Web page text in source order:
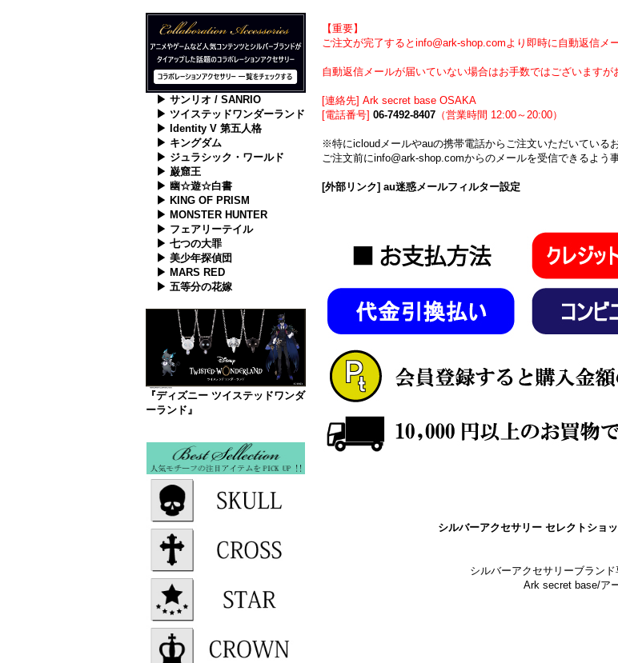
▶ サンリオ / SANRIO
▶ ツイステッドワンダーランド
▶ Identity V 第五人格
▶ キングダム
▶ ジュラシック・ワールド
▶ 巌窟王
▶ 幽☆遊☆白書
▶ KING OF PRISM
▶ MONSTER HUNTER
▶ フェアリーテイル
▶ 七つの大罪
▶ 美少年探偵団
▶ MARS RED
▶ 五等分の花嫁
『ディズニー ツイステッドワンダ
ーランド』
【重要】
ご注文が完了するとinfo@ark-shop.comより即時に自動返信メ
自動返信メールが届いていない場合はお手数ではございますが
[連絡先] Ark secret base OSAKA
[電話番号] 06-7492-8407 （営業時間 12:00～20:00）
※特にicloudメールやauの携帯電話からご注文いただいている
ご注文前にinfo@ark-shop.comからのメールを受信できるよう
[外部リンク] au迷惑メールフィルター設定
シルバーアクセサリー セレクトショ
シルバーアクセサリーブラン
Ark secret base/ア